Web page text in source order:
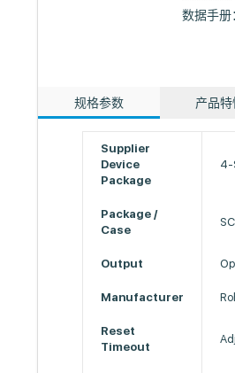
数据手册
规格参数 产品特
Supplier
Device
Package
4-
Package /
Case
Output
Manufacturer
Reset
Timeout